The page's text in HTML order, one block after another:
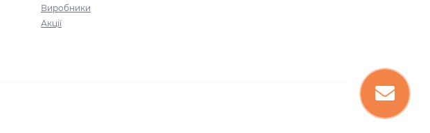
Виробники
Акції